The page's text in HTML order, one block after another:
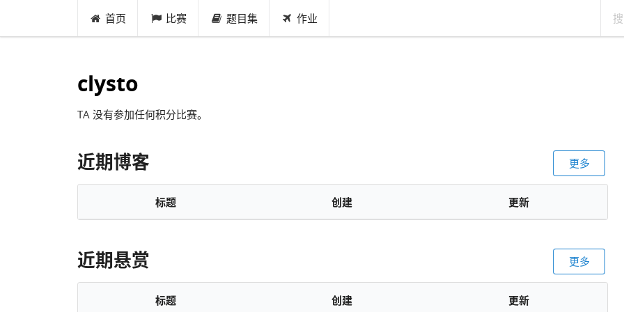
首页 比赛 题目集 作业
clysto
TA 没有参加任何积分比赛。
近期博客 更多
标题 创建 更新
近期悬赏 更多
标题 创建 更新